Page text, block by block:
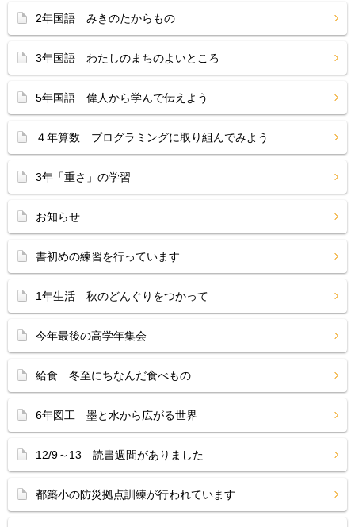
2年国語 みきのたからもの
3年国語 わたしのまちのよいところ
5年国語 偉人から学んで伝えよう
４年算数 プログラミングに取り組んでみよう
3年「重さ」の学習
お知らせ
書初めの練習を行っています
1年生活 秋のどんぐりをつかって
今年最後の高学年集会
給食 冬至にちなんだ食べもの
6年図工 墨と水から広がる世界
12/9～13 読書週間がありました
都築小の防災拠点訓練が行われています